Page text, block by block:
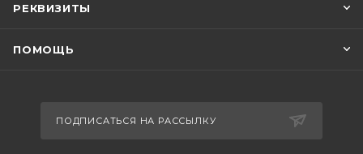
РЕКВИЗИТЫ
ПОМОЩЬ
ПОДПИСАТЬСЯ НА РАССЫЛКУ